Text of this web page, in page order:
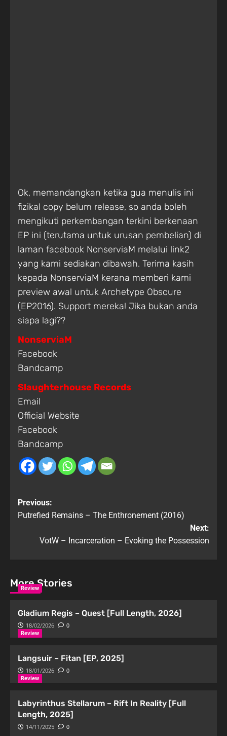
Ok, memandangkan ketika gua menulis ini
fizikal copy belum release, so anda boleh
mengikuti perkembangan terkini berkenaan
EP ini (terutama untuk urusan pembelian) di
laman facebook NonserviaM melalui link2
yang kami sediakan dibawah. Terima kasih
kepada NonserviaM kerana memberi kami
preview awal untuk Archetype Obscure
(EP2016). Support mereka! Jika bukan anda
siapa lagi??
NonserviaM
Facebook
Bandcamp
Slaughterhouse Records
Email
Official Website
Facebook
Bandcamp
Previous:
Putrefied Remains – The Enthronement (2016)
Next:
VotW – Incarceration – Evoking the Possession
More Stories
Review
Gladium Regis – Quest [Full Length, 2026]
18/02/2026 0
Review
Langsuir – Fitan [EP, 2025]
18/01/2026 0
Review
Labyrinthus Stellarum – Rift In Reality [Full
Length, 2025]
14/11/2025 0